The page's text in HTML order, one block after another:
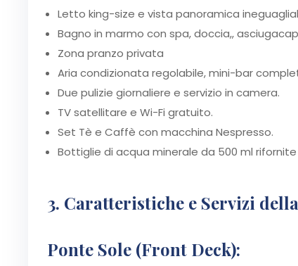
Letto king-size e vista panoramica
Bagno in marmo con spa, doccia,,
Zona pranzo privata
Aria condizionata regolabile, mini-bar
Due pulizie giornaliere e servizio in camera.
TV satellitare e Wi-Fi gratuito.
Set Tè e Caffè con macchina Nespresso.
Bottiglie di acqua minerale da 500 ml
3. Caratteristiche e Servizi
Ponte Sole (Front Deck):